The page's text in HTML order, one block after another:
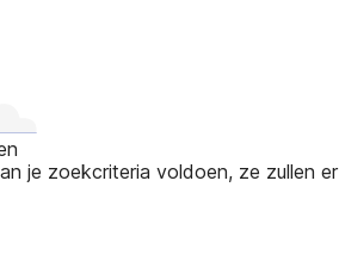
je zoekcriteria voldoen, ze zullen er